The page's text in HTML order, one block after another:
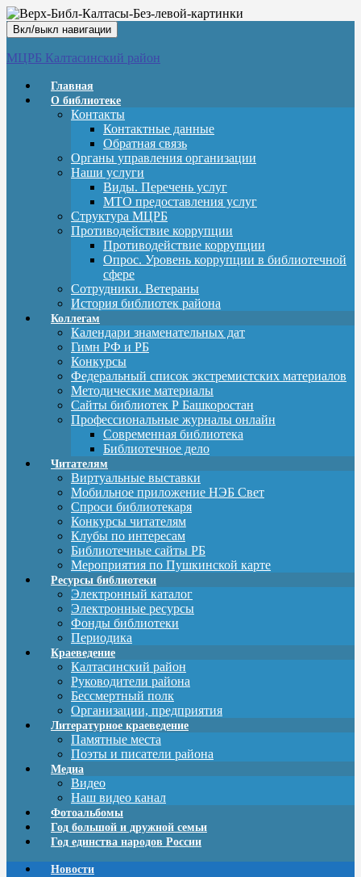
Вкл/выкл навигации
МЦРБ Калтасинский район
Главная
О библиотеке
Контакты
Контактные данные
Обратная связь
Органы управления организации
Наши услуги
Виды. Перечень услуг
МТО предоставления услуг
Структура МЦРБ
Противодействие коррупции
Противодействие коррупции
Опрос. Уровень коррупции в библиотечной
сфере
Сотрудники. Ветераны
История библиотек района
Коллегам
Календари знаменательных дат
Гимн РФ и РБ
Конкурсы
Федеральный список экстремистских материалов
Методические материалы
Сайты библиотек Р Башкоростан
Профессиональные журналы онлайн
Современная библиотека
Библиотечное дело
Читателям
Виртуальные выставки
Мобильное приложение НЭБ Свет
Спроси библиотекаря
Конкурсы читателям
Клубы по интересам
Библиотечные сайты РБ
Мероприятия по Пушкинской карте
Ресурсы библиотеки
Электронный каталог
Электронные ресурсы
Фонды библиотеки
Периодика
Краеведение
Калтасинский район
Руководители района
Бессмертный полк
Организации, предприятия
Литературное краеведение
Памятные места
Поэты и писатели района
Медиа
Видео
Наш видео канал
Фотоальбомы
Год большой и дружной семьи
Год единства народов России
Новости